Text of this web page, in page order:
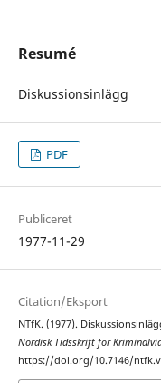
Resumé
Diskussionsinlägg
PDF
Publiceret
1977-11-29
Citation/Eksport
NTfK. (1977).
Nordisk Tidsskrift for
https://doi.org/10.7146/